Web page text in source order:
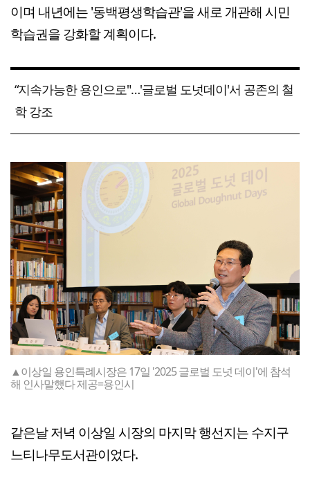
이며 내년에는 '동백평생학습관'을 새로 개관해 시민
학습권을 강화할 계획이다.
“지속가능한 용인으로"…'글로벌 도넛데이'서 공존의 철
학 강조
▲이상일 용인특례시장은 17일 '2025 글로벌 도넛 데이'에 참석
해 인사말했다 제공=용인시
같은날 저녁 이상일 시장의 마지막 행선지는 수지구
느티나무도서관이었다.